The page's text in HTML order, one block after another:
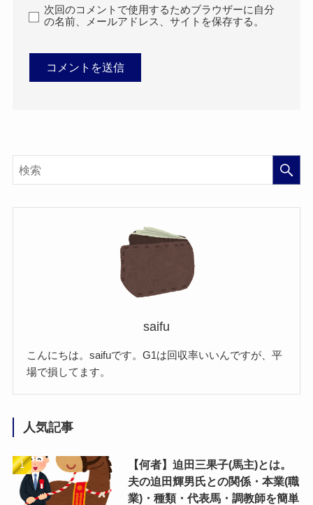
次回のコメントで使用するためブラウザーに自分
の名前、メールアドレス、サイトを保存する。
saifu
こんにちは。saifuです。G1は回収率いいんですが、平
場で損してます。
人気記事
【何者】迫田三果子(馬主)とは。
夫の迫田輝男氏との関係・本業(職
業)・種類・代表馬・調教師を簡単